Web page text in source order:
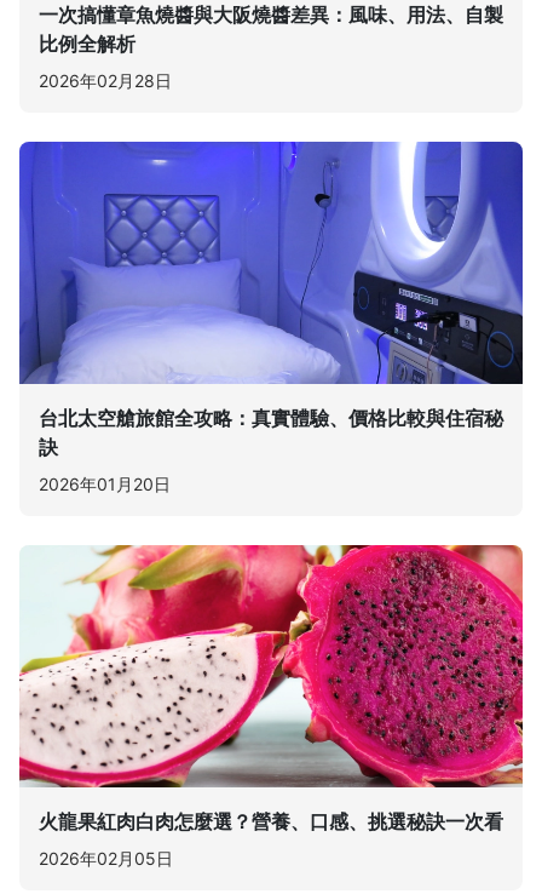
一次搞懂章魚燒醬與大阪燒醬差異：風味、用法、自製
比例全解析
2026年02月28日
台北太空艙旅館全攻略：真實體驗、價格比較與住宿秘
訣
2026年01月20日
火龍果紅肉白肉怎麼選？營養、口感、挑選秘訣一次看
2026年02月05日